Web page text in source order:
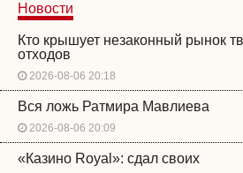
Новости
Кто крышует незаконный рынок
отходов
2026-08-06 20:18
Вся ложь Ратмира Мавлиева
2026-08-06 20:09
«Казино Royal»: сдал своих